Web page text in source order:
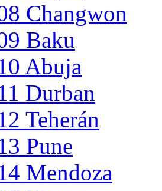
Changwon
Baku
Abuja
Durban
Teherán
Pune
Mendoza